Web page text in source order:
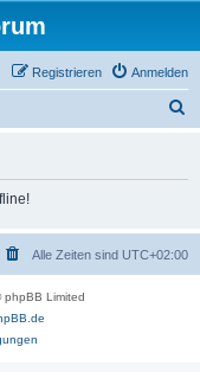
Anmelden
Registrieren
Alle Zeiten sind UTC+02:00
Limited